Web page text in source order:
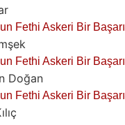
Fethi Askeri Bir
Fethi Askeri Bir
Doğan
Fethi Askeri Bir